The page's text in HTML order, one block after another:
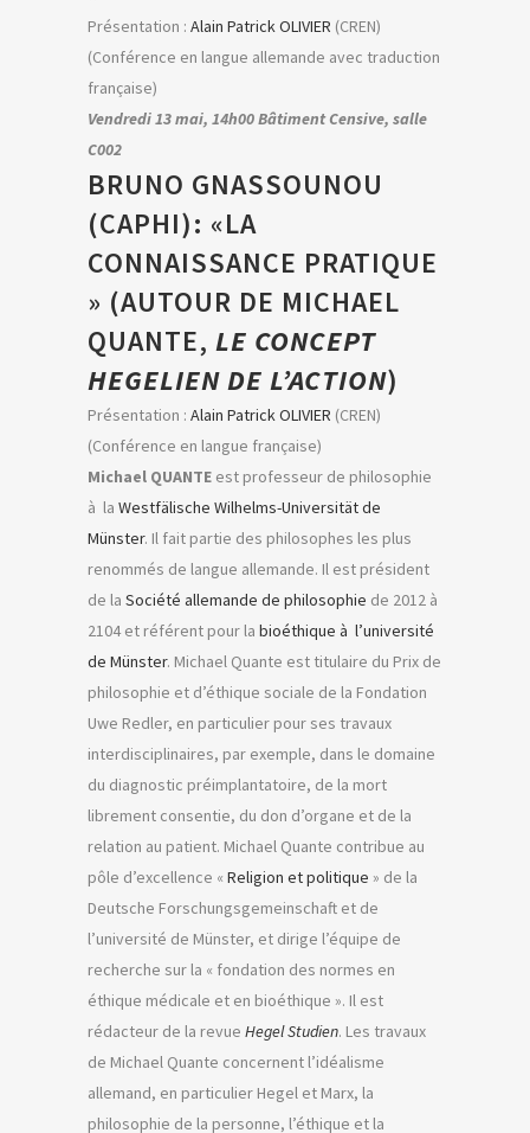
Présentation : Alain Patrick OLIVIER (CREN)
(Conférence en langue allemande avec traduction
française)
Vendredi 13 mai, 14h00 Bâtiment Censive, salle
C002
BRUNO GNASSOUNOU
(CAPHI): «LA
CONNAISSANCE PRATIQUE
» (AUTOUR DE MICHAEL
QUANTE, LE CONCEPT
HEGELIEN DE L’ACTION)
Présentation : Alain Patrick OLIVIER (CREN)
(Conférence en langue française)
Michael QUANTE est professeur de philosophie
à la Westfälische Wilhelms-Universität de
Münster. Il fait partie des philosophes les plus
renommés de langue allemande. Il est président
de la Société allemande de philosophie de 2012 à
2104 et référent pour la bioéthique à l’université
de Münster. Michael Quante est titulaire du Prix de
philosophie et d’éthique sociale de la Fondation
Uwe Redler, en particulier pour ses travaux
interdisciplinaires, par exemple, dans le domaine
du diagnostic préimplantatoire, de la mort
librement consentie, du don d’organe et de la
relation au patient. Michael Quante contribue au
pôle d’excellence « Religion et politique » de la
Deutsche Forschungsgemeinschaft et de
l’université de Münster, et dirige l’équipe de
recherche sur la « fondation des normes en
éthique médicale et en bioéthique ». Il est
rédacteur de la revue Hegel Studien. Les travaux
de Michael Quante concernent l’idéalisme
allemand, en particulier Hegel et Marx, la
philosophie de la personne, l’éthique et la